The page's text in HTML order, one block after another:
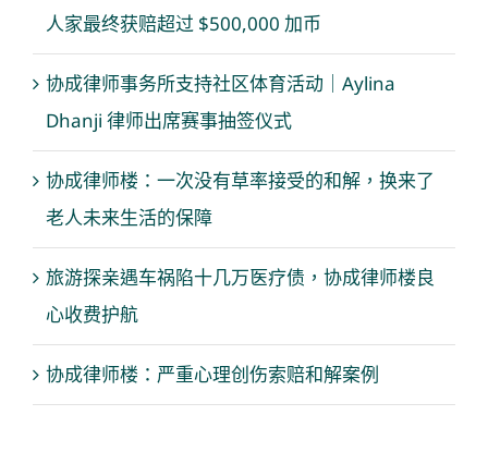
人家最终获赔超过 $500,000 加币
协成律师事务所支持社区体育活动｜Aylina
Dhanji 律师出席赛事抽签仪式
协成律师楼：一次没有草率接受的和解，换来了
老人未来生活的保障
旅游探亲遇车祸陷十几万医疗债，协成律师楼良
心收费护航
协成律师楼：严重心理创伤索赔和解案例